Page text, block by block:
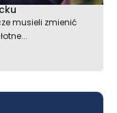
musieli zmienić